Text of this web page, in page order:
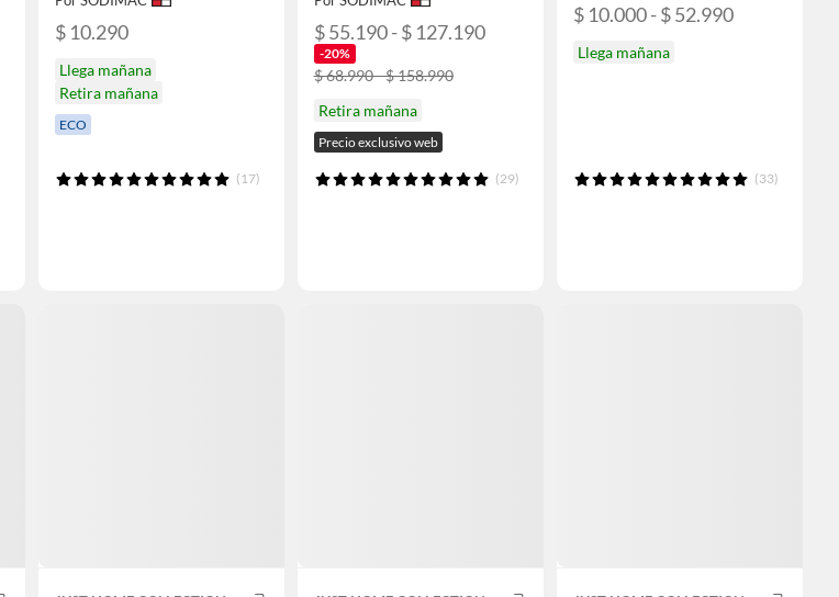
$ 10.290
Llega mañana
Retira mañana
ECO
(17)
$ 55.190 - $ 127.190
-20%
$ 68.990 - $ 158.990
Retira mañana
Precio exclusivo web
(29)
$ 10.000 - $ 52.990
Llega mañana
(33)